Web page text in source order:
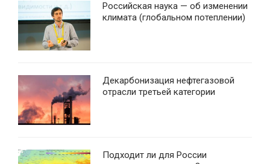
Российская наука — об изменении
климата (глобальном потеплении)
Декарбонизация нефтегазовой
отрасли третьей категории
Подходит ли для России